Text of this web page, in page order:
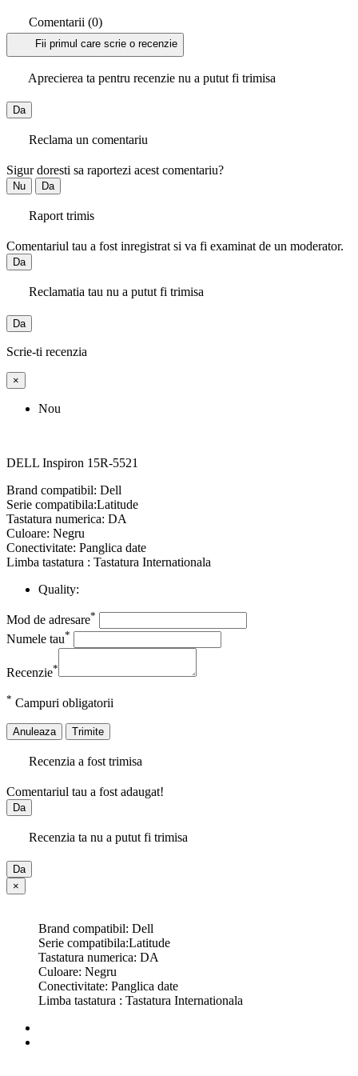
Comentarii (0)
Fii primul care scrie o recenzie
Aprecierea ta pentru recenzie nu a putut fi trimisa
Da
Reclama un comentariu
Sigur doresti sa raportezi acest comentariu?
Nu Da
Raport trimis
Comentariul tau a fost inregistrat si va fi examinat de un moderator.
Da
Reclamatia tau nu a putut fi trimisa
Da
Scrie-ti recenzia
×
Nou
DELL Inspiron 15R-5521
Brand compatibil: Dell
Serie compatibila:Latitude
Tastatura numerica: DA
Culoare: Negru
Conectivitate: Panglica date
Limba tastatura : Tastatura Internationala
Quality:
Mod de adresare*
Numele tau*
Recenzie*
* Campuri obligatorii
Anuleaza Trimite
Recenzia a fost trimisa
Comentariul tau a fost adaugat!
Da
Recenzia ta nu a putut fi trimisa
Da
×
Brand compatibil: Dell
Serie compatibila:Latitude
Tastatura numerica: DA
Culoare: Negru
Conectivitate: Panglica date
Limba tastatura : Tastatura Internationala